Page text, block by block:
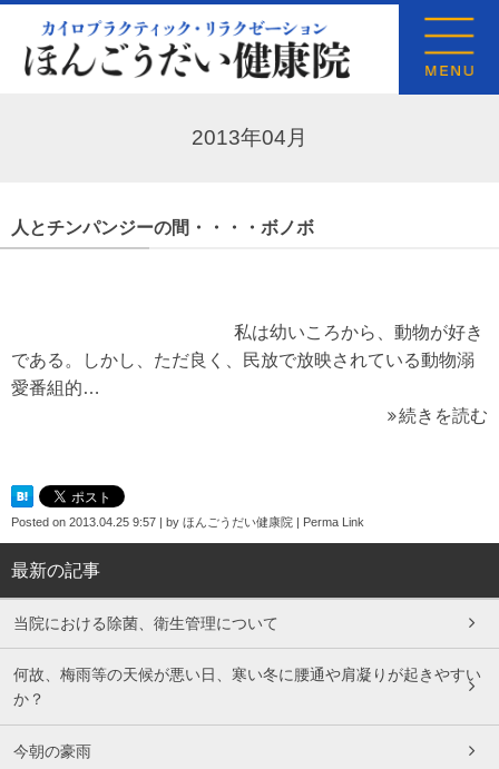
2013年04月
人とチンパンジーの間・・・・ボノボ
私は幼いころから、動物が好き
である。しかし、ただ良く、民放で放映されている動物溺
愛番組的…
続きを読む
Posted on 2013.04.25 9:57 by ほんごうだい健康院 Perma Link
最新の記事
当院における除菌、衛生管理について
何故、梅雨等の天候が悪い日、寒い冬に腰通や肩凝りが起きやすい
か？
今朝の豪雨